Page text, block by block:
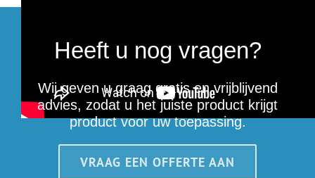
Heeft u nog vragen?
Wij geven u graag gratis en vrijblijvend
advies, zodat u het juiste product krijgt
product voor uw toepassing.
VRAAG EEN OFFERTE AAN